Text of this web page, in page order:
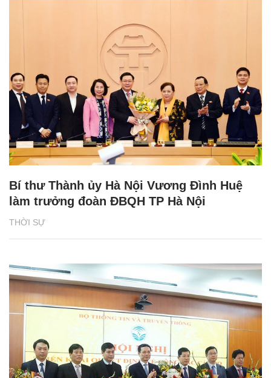
THỜI SỰ
Bí thư Thành ủy Hà Nội Vương Đình Huệ
làm trưởng đoàn ĐBQH TP Hà Nội